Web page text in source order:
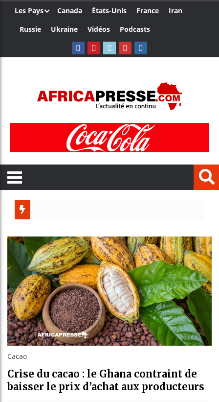
Les Pays Canada États-Unis France
Iran
Russie
Ukraine Vidéos Podcasts
Bénin :
Aliko
Cacao
Crise du cacao : le Ghana contraint de
baisser le prix d’achat aux producteurs